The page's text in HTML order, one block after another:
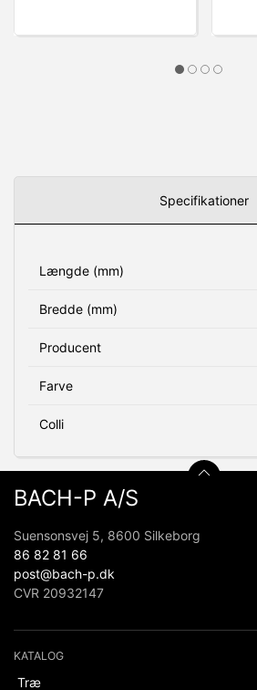
Specifikationer
Længde (mm)
Bredde (mm)
Producent
Farve
Colli
BACH-P A/S
Suensonsvej 5, 8600 Silkeborg
86 82 81 66
post@bach-p.dk
CVR 20932147
KATALOG
Træ